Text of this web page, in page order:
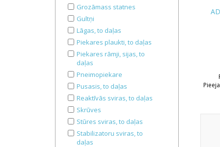
Grozāmass statnes
Gultņi
Lāgas, to daļas
Piekares plaukti, to daļas
Piekares rāmji, sijas, to
daļas
Pneimopiekare
Pusasis, to daļas
Reaktīvās sviras, to daļas
Skrūves
Stūres sviras, to daļas
Stabilizatoru sviras, to
daļas